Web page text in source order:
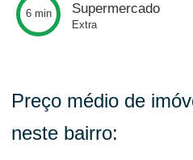
6 min Supermercado
Extra
Preço médio de
neste bairro: